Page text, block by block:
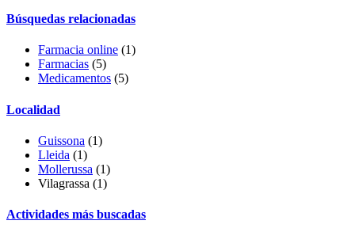
Búsquedas relacionadas
Farmacia online (1)
Farmacias (5)
Medicamentos (5)
Localidad
Guissona (1)
Lleida (1)
Mollerussa (1)
Vilagrassa (1)
Actividades más buscadas